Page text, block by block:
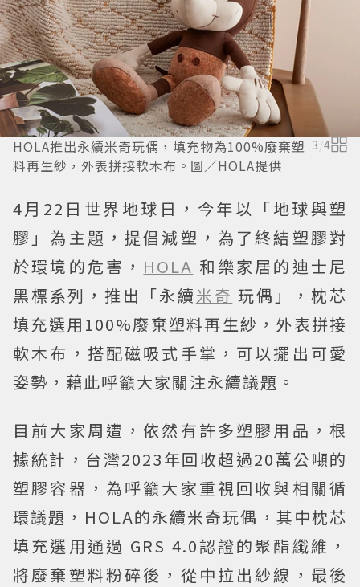
HOLA推出永續米奇玩偶，填充物為100%廢棄塑
料再生紗，外表拼接軟木布。圖／HOLA提供
3/4
4月22日世界地球日，今年以「地球與塑
膠」為主題，提倡減塑，為了終結塑膠對
於環境的危害， HOLA 和樂家居的迪士尼
黑標系列，推出「永續米奇 玩偶」，枕芯
填充選用100%廢棄塑料再生紗，外表拼接
軟木布，搭配磁吸式手掌，可以擺出可愛
姿勢，藉此呼籲大家關注永續議題。
目前大家周遭，依然有許多塑膠用品，根
據統計，台灣2023年回收超過20萬公噸的
塑膠容器，為呼籲大家重視回收與相關循
環議題，HOLA的永續米奇玩偶，其中枕芯
填充選用通過 GRS 4.0認證的聚酯纖維，
將廢棄塑料粉碎後，從中拉出紗線，最後